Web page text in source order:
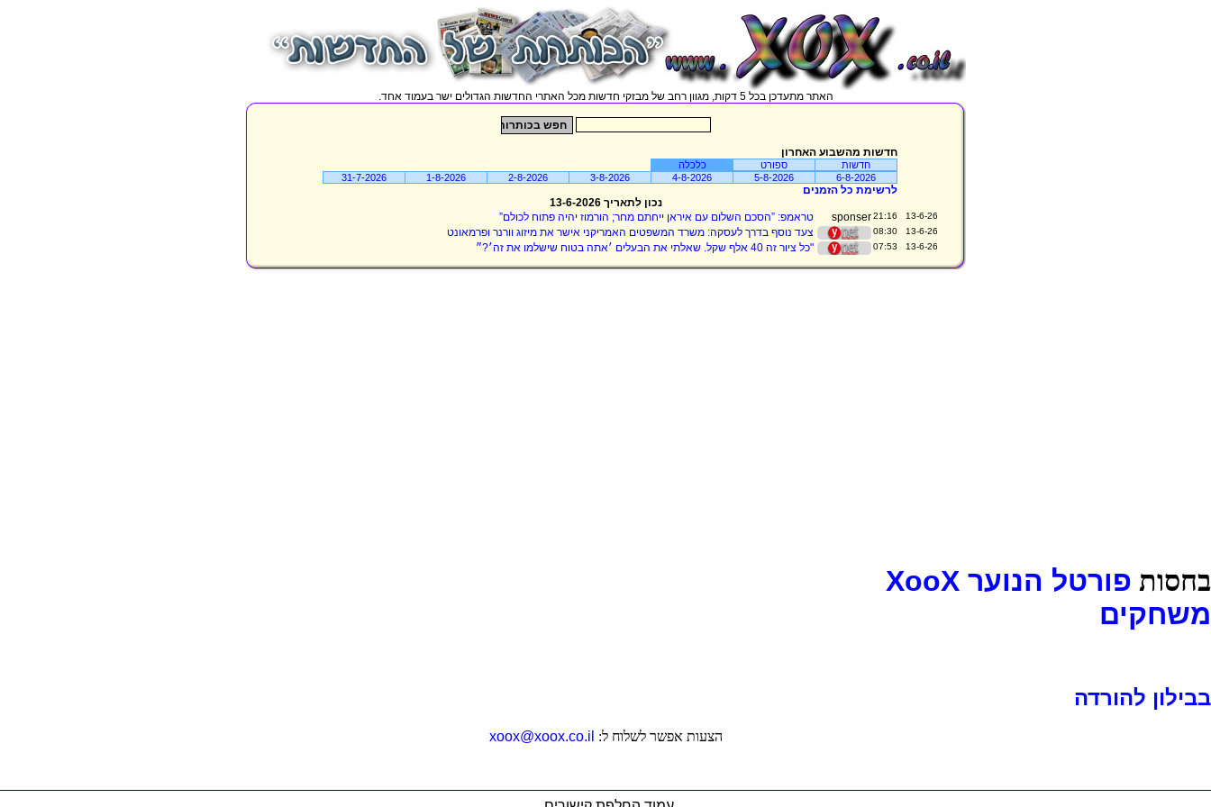
האתר מתעדכן בכל 5 דקות, מגוון רחב של מבזקי חדשות מכל האתרי החדשות הגדולים ישר בעמוד אחד.
חדשות מהשבוע האחרון
חדשות ספורט
כלכלה
6-8-2026
5-8-2026
4-8-2026
3-8-2026
2-8-2026
1-8-2026
31-7-2026
לרשימת כל הזמנים
נכון לתאריך 13-6-2026
13-6-26 21:16 טראמפ: ”הסכם השלום עם איראן ייחתם מחר; הורמוז יהיה פתוח לכולם”
13-6-26 08:30 צעד נוסף בדרך לעסקה: משרד המשפטים האמריקני אישר את מיזוג וורנר ופרמאונט
13-6-26 07:53 "כל ציור זה 40 אלף שקל. שאלתי את הבעלים ׳אתה בטוח שישלמו את זה׳?״
בחסות פורטל הנוער XooX
משחקים
בבילון להורדה
הצעות אפשר לשלוח ל: xoox@xoox.co.il